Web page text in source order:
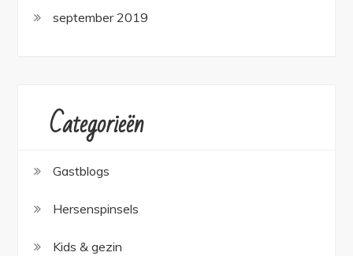
september 2019
Categorieën
Gastblogs
Hersenspinsels
Kids & gezin